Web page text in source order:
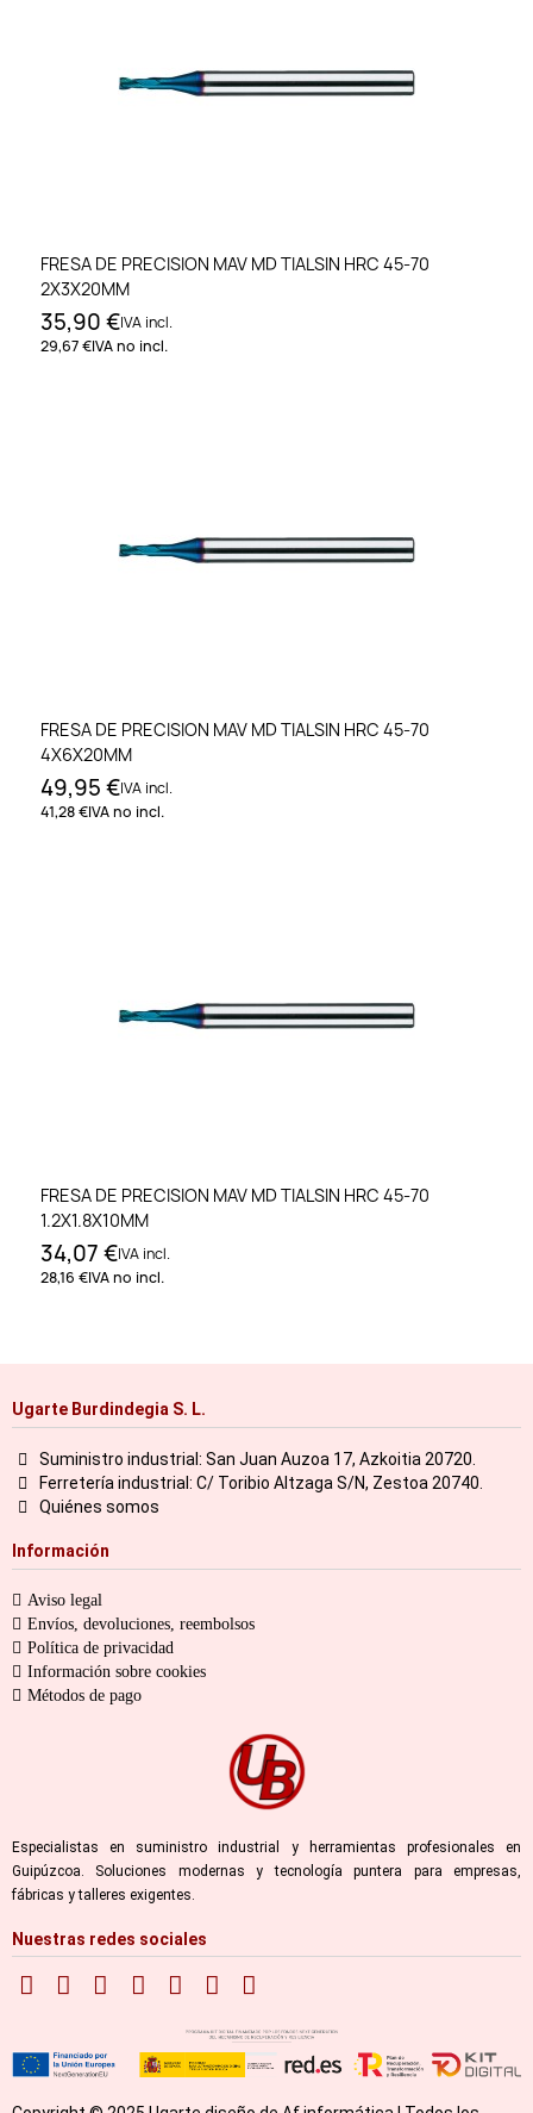
FRESA DE PRECISION MAV MD TIALSIN HRC 45-70
2X3X20MM
35,90 €IVA incl.
29,67 €IVA no incl.
FRESA DE PRECISION MAV MD TIALSIN HRC 45-70
4X6X20MM
49,95 €IVA incl.
41,28 €IVA no incl.
FRESA DE PRECISION MAV MD TIALSIN HRC 45-70
1.2X1.8X10MM
34,07 €IVA incl.
28,16 €IVA no incl.
Ugarte Burdindegia S. L.
Suministro industrial: San Juan Auzoa 17, Azkoitia 20720.
Ferretería industrial: C/ Toribio Altzaga S/N, Zestoa 20740.
Quiénes somos
Información
Aviso legal
Envíos, devoluciones, reembolsos
Política de privacidad
Información sobre cookies
Métodos de pago
Especialistas en suministro industrial y herramientas profesionales en
Guipúzcoa. Soluciones modernas y tecnología puntera para empresas,
fábricas y talleres exigentes.
Nuestras redes sociales